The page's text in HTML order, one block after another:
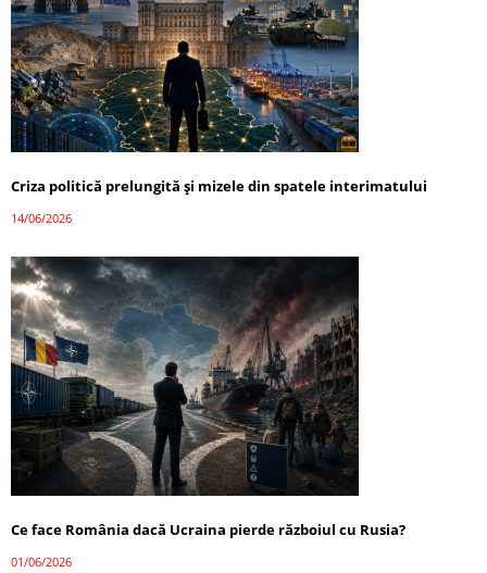
Criza politică prelungită și mizele din spatele interimatului
14/06/2026
Ce face România dacă Ucraina pierde războiul cu Rusia?
01/06/2026